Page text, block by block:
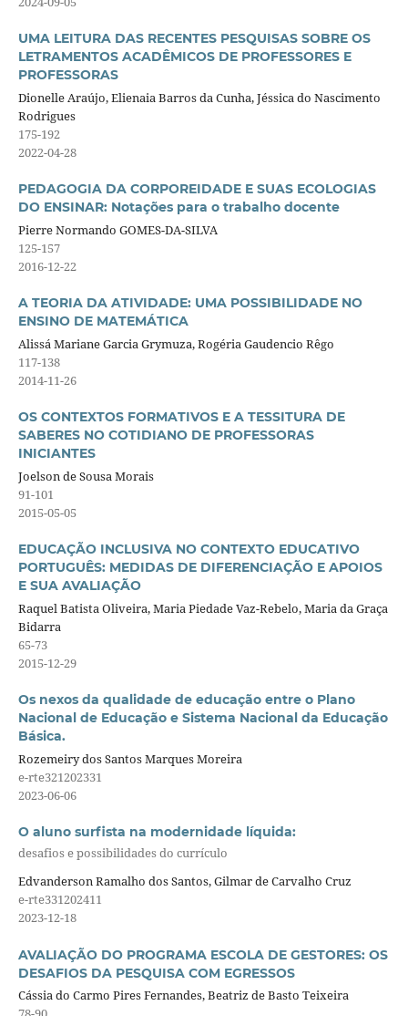
UMA LEITURA DAS RECENTES PESQUISAS SOBRE OS
LETRAMENTOS ACADÊMICOS DE PROFESSORES E
PROFESSORAS
Dionelle Araújo, Elienaia Barros da Cunha, Jéssica do Nascimento
Rodrigues
175-192
2022-04-28
PEDAGOGIA DA CORPOREIDADE E SUAS ECOLOGIAS
DO ENSINAR: Notações para o trabalho docente
Pierre Normando GOMES-DA-SILVA
125-157
2016-12-22
A TEORIA DA ATIVIDADE: UMA POSSIBILIDADE NO
ENSINO DE MATEMÁTICA
Alissá Mariane Garcia Grymuza, Rogéria Gaudencio Rêgo
117-138
2014-11-26
OS CONTEXTOS FORMATIVOS E A TESSITURA DE
SABERES NO COTIDIANO DE PROFESSORAS
INICIANTES
Joelson de Sousa Morais
91-101
2015-05-05
EDUCAÇÃO INCLUSIVA NO CONTEXTO EDUCATIVO
PORTUGUÊS: MEDIDAS DE DIFERENCIAÇÃO E APOIOS
E SUA AVALIAÇÃO
Raquel Batista Oliveira, Maria Piedade Vaz-Rebelo, Maria da Graça
Bidarra
65-73
2015-12-29
Os nexos da qualidade de educação entre o Plano
Nacional de Educação e Sistema Nacional da Educação
Básica.
Rozemeiry dos Santos Marques Moreira
e-rte321202331
2023-06-06
O aluno surfista na modernidade líquida:
desafios e possibilidades do currículo
Edvanderson Ramalho dos Santos, Gilmar de Carvalho Cruz
e-rte331202411
2023-12-18
AVALIAÇÃO DO PROGRAMA ESCOLA DE GESTORES: OS
DESAFIOS DA PESQUISA COM EGRESSOS
Cássia do Carmo Pires Fernandes, Beatriz de Basto Teixeira